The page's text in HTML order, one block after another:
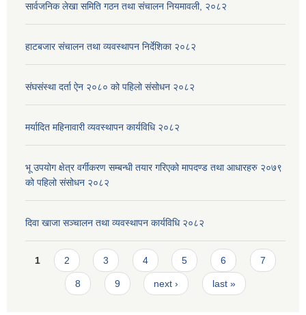
सार्वजनिक लेखा समिति गठन तथा संचालन नियमावली, २०८२
हाटबजार संचालन तथा व्यवस्थापन निर्देशिका २०८२
संघसंस्था दर्ता ऐन २०८० को पहिलो संसोधन २०८२
मर्यादित महिनावारी व्यवस्थापन कार्यविधि २०८२
भू उपयोग क्षेत्र वर्गीकरण सम्बन्धी तयार गरिएको मापदण्ड तथा आधारहरु २०७९
को पहिलो संसोधन २०८२
दिवा खाजा सञ्चालन तथा व्यवस्थापन कार्यविधि २०८२
Pages
1 2 3 4 5 6 7
8 9 next › last »